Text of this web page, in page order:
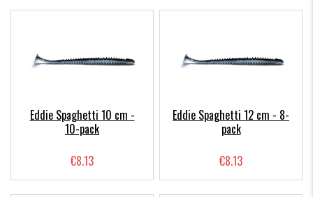
Eddie Spaghetti 10 cm -
10-pack
€8.13
Eddie Spaghetti 12 cm - 8-
pack
€8.13